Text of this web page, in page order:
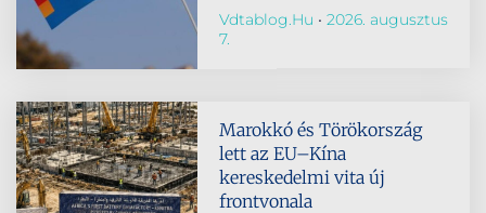
Vdtablog.hu
2026. augusztus
7.
Marokkó és Törökország
lett az EU–Kína
kereskedelmi vita új
frontvonala